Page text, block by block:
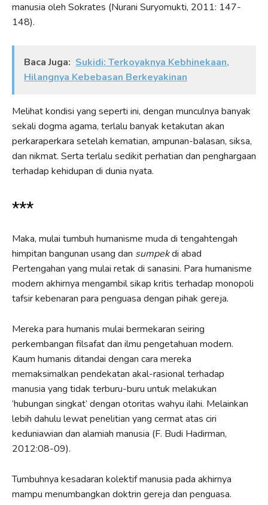
manusia oleh Sokrates (Nurani Suryomukti, 2011: 147-
148).
Baca Juga: Sukidi: Terkoyaknya Kebhinekaan,
Hilangnya Kebebasan Berkeyakinan
Melihat kondisi yang seperti ini, dengan munculnya banyak
sekali dogma agama, terlalu banyak ketakutan akan
perkara­perkara setelah kematian, ampunan-balasan, siksa,
dan nikmat. Serta terlalu sedikit perhatian dan penghargaan
terhadap kehidupan di dunia nyata.
***
Maka, mulai tumbuh humanisme muda di tengah­tengah
himpitan bangunan usang dan sumpekdi abad
Pertengahan yang mulai retak di sana­sini. Para humanisme
modern akhirnya mengambil sikap kritis terhadap monopoli
tafsir kebenaran para penguasa dengan pihak gereja.
Mereka para humanis mulai bermekaran seiring
perkembangan filsafat dan ilmu pengetahuan modern.
Kaum humanis ditandai dengan cara mereka
memaksimalkan pendekatan akal-rasional terhadap
manusia yang tidak terburu-­buru untuk melakukan
‘hubungan singkat’ dengan otoritas wahyu ilahi. Melainkan
lebih dahulu lewat penelitian yang cermat atas ciri
keduniawian dan alamiah manusia (F. Budi Hadirman,
2012:08-09).
Tumbuhnya kesadaran kolektif manusia pada akhirnya
mampu menumbangkan doktrin gereja dan penguasa.